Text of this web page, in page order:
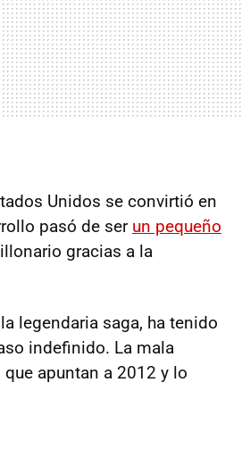
Unidos se convirtió en
pasó de ser un pequeño
gracias a la
legendaria saga, ha tenido
indefinido. La mala
apuntan a 2012 y lo